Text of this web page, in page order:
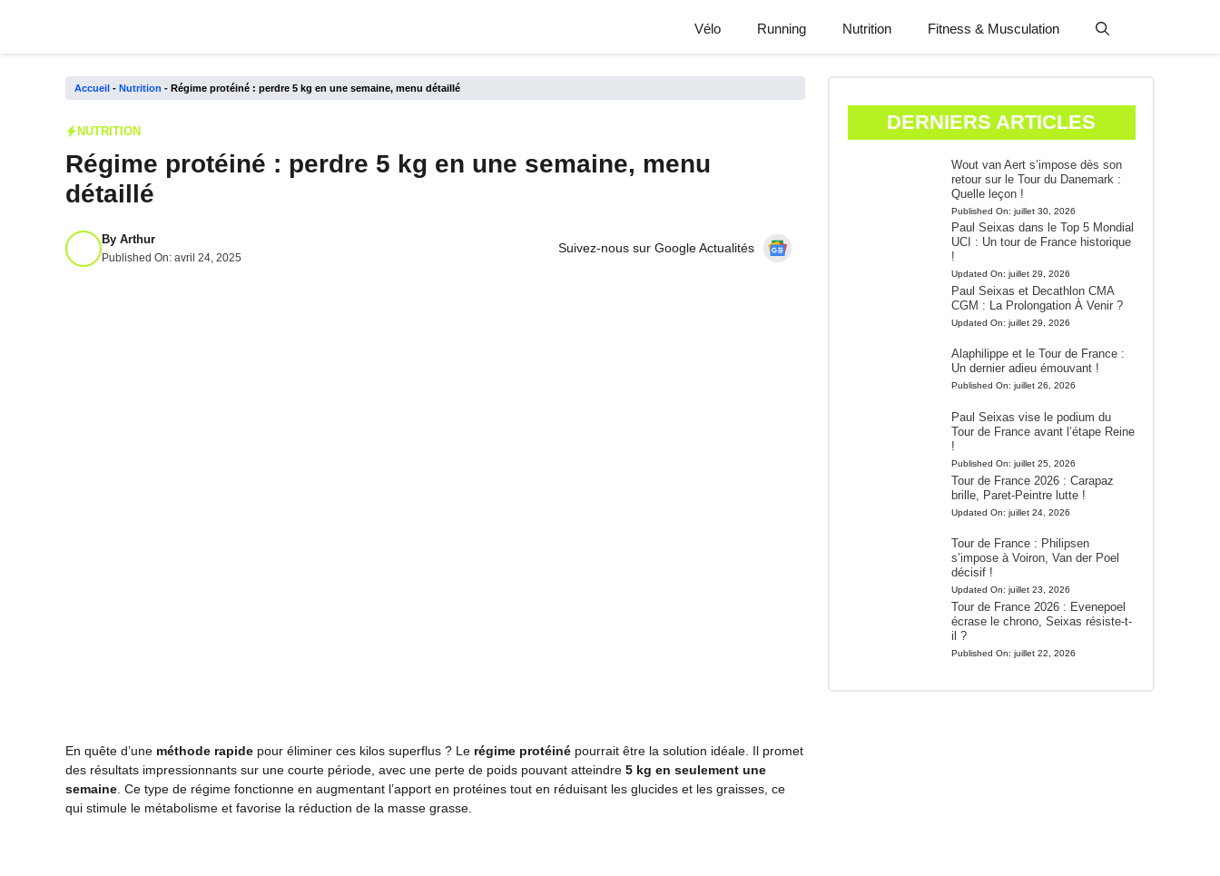
Vélo Running Nutrition Fitness & Musculation
Accueil - Nutrition - Régime protéiné : perdre 5 kg en une semaine, menu détaillé
NUTRITION
Régime protéiné : perdre 5 kg en une semaine, menu
détaillé
By Arthur
Published On: avril 24, 2025
Suivez-nous sur Google Actualités
En quête d’une méthode rapide pour éliminer ces kilos superflus ? Le régime protéiné pourrait être la solution idéale. Il promet
des résultats impressionnants sur une courte période, avec une perte de poids pouvant atteindre 5 kg en seulement une
semaine. Ce type de régime fonctionne en augmentant l’apport en protéines tout en réduisant les glucides et les graisses, ce
qui stimule le métabolisme et favorise la réduction de la masse grasse.
DERNIERS ARTICLES
Wout van Aert s’impose dès son
retour sur le Tour du Danemark :
Quelle leçon !
Published On: juillet 30, 2026
Paul Seixas dans le Top 5 Mondial
UCI : Un tour de France historique
!
Updated On: juillet 29, 2026
Paul Seixas et Decathlon CMA
CGM : La Prolongation À Venir ?
Updated On: juillet 29, 2026
Alaphilippe et le Tour de France :
Un dernier adieu émouvant !
Published On: juillet 26, 2026
Paul Seixas vise le podium du
Tour de France avant l’étape Reine
!
Published On: juillet 25, 2026
Tour de France 2026 : Carapaz
brille, Paret-Peintre lutte !
Updated On: juillet 24, 2026
Tour de France : Philipsen
s’impose à Voiron, Van der Poel
décisif !
Updated On: juillet 23, 2026
Tour de France 2026 : Evenepoel
écrase le chrono, Seixas résiste-t-
il ?
Published On: juillet 22, 2026